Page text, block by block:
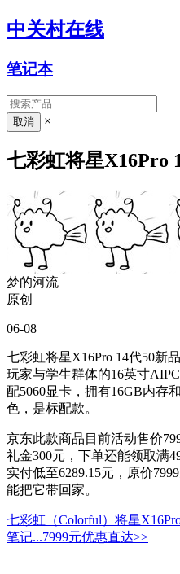
中关村在线
笔记本
×
七彩虹将星X16Pro
梦的河流
原创
06-08
七彩虹将星X16Pro 14代50新
玩家与学生群体的16英寸
配5060显卡，拥有16GB内存
色，是标配款。
京东此款商品目前活动售价
礼金300元，下单还能领取满
实付低至6289.15元，原价
能把它带回家。
七彩虹（Colorful）将星
笔记...7999元优惠直达>>